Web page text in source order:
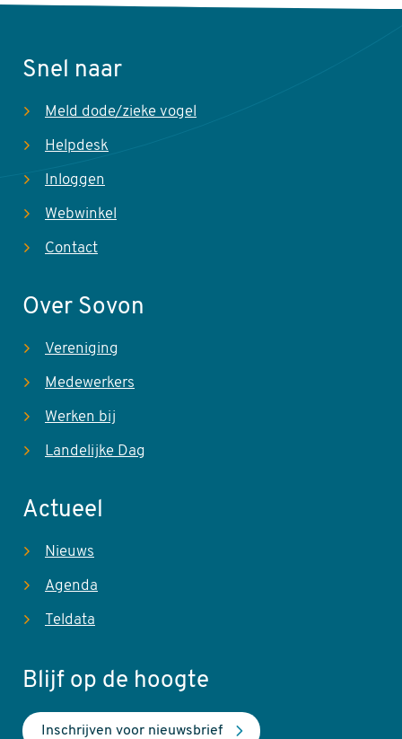
Bron: Rapport Staat van instandhouding van soorten van de
Vogelrichtlijn zonder instandhoudingsdoelen in Natura 2000-
Er zijn geen gebieden aangewezen voor deze soort.
Snel naar
Meld dode/zieke vogel
Helpdesk
Inloggen
Webwinkel
Contact
Over Sovon
Vereniging
Medewerkers
Werken bij
Landelijke Dag
Actueel
Nieuws
Agenda
Teldata
Blijf op de hoogte
Inschrijven voor nieuwsbrief